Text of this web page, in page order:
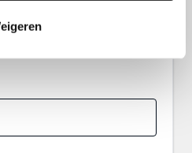
achter, dan nemen wij contact